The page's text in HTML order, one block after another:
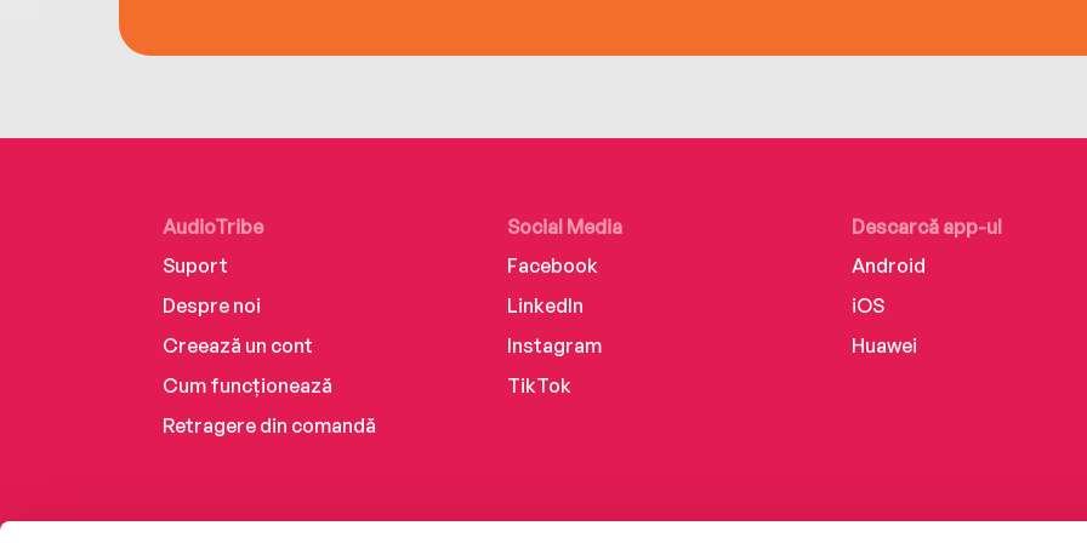
AudioTribe
Suport
Despre noi
Creează un cont
Cum funcționează
Retragere din comandă
Social Media
Facebook
LinkedIn
Instagram
TikTok
Descarcă app-ul
Android
iOS
Huawei